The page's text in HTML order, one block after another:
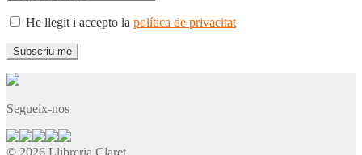
He llegit i accepto la política de privacitat
Segueix-nos
© 2026 Llibreria Claret